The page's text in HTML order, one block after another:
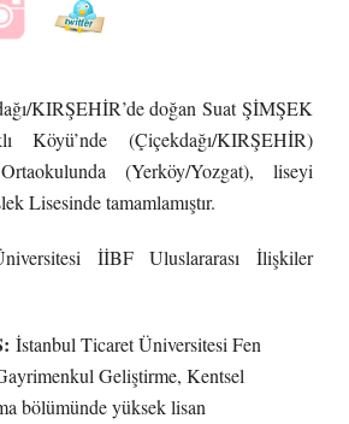
KIRŞEHİR’de doğanSuat ŞİMŞEK
Köyü’nde (Çiçekdağı/KIRŞEHİR)
(Yerköy/Yozgat), liseyi
Lisesinde tamamlamıştır.
İİBF Uluslararası İlişkiler
İstanbul Ticaret Üniversitesi Fen
Geliştirme, Kentsel
bölümünde yüksek lisan